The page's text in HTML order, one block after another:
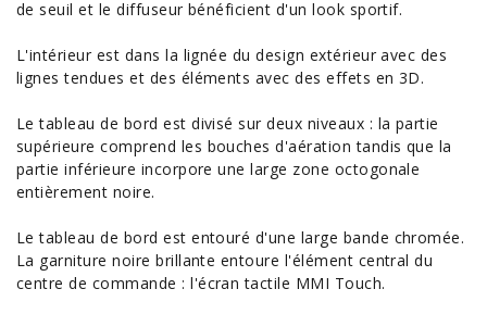
de seuil et le diffuseur bénéficient d'un look sportif.
L'intérieur est dans la lignée du design extérieur avec des
lignes tendues et des éléments avec des effets en 3D.
Le tableau de bord est divisé sur deux niveaux : la partie
supérieure comprend les bouches d'aération tandis que la
partie inférieure incorpore une large zone octogonale
entièrement noire.
Le tableau de bord est entouré d'une large bande chromée.
La garniture noire brillante entoure l'élément central du
centre de commande : l'écran tactile MMI Touch.